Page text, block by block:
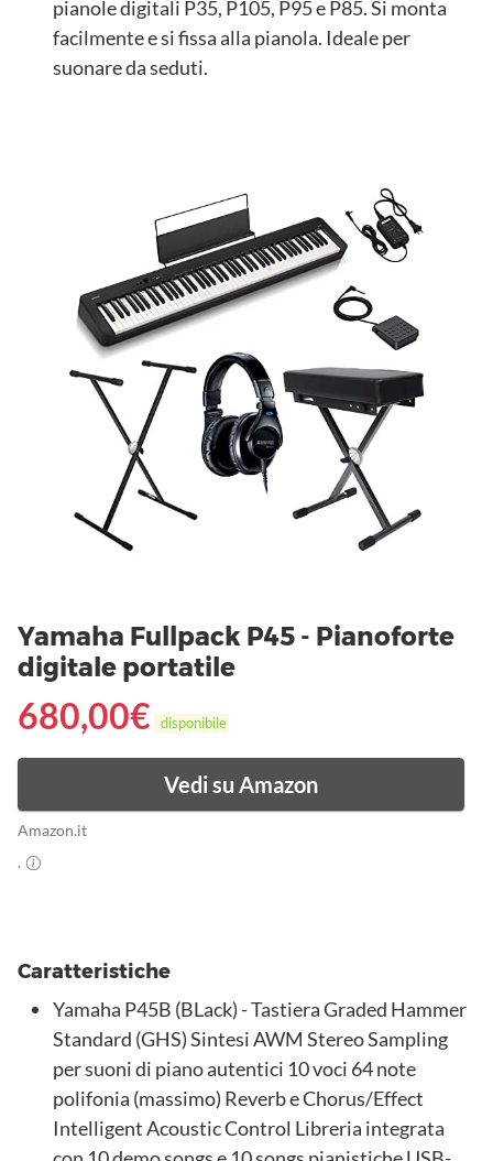
pianole digitali P35, P105, P95 e P85. Si monta
facilmente e si fissa alla pianola. Ideale per
suonare da seduti.
Yamaha Fullpack P45 - Pianoforte
digitale portatile
680,00€ disponibile
Vedi su Amazon
Amazon.it
.
Caratteristiche
Yamaha P45B (BLack) - Tastiera Graded Hammer
Standard (GHS) Sintesi AWM Stereo Sampling
per suoni di piano autentici 10 voci 64 note
polifonia (massimo) Reverb e Chorus/Effect
Intelligent Acoustic Control Libreria integrata